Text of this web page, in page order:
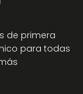
de primera
para todas